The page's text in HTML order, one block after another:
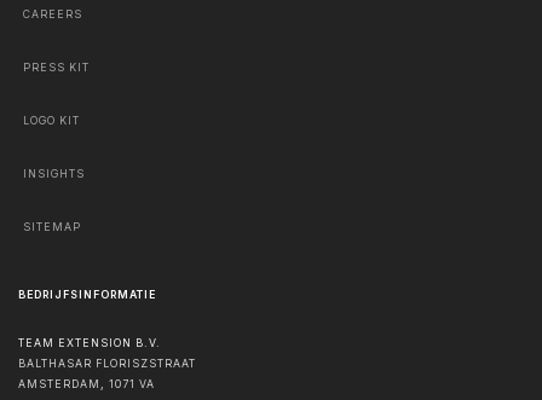
CAREERS
PRESS KIT
LOGO KIT
INSIGHTS
SITEMAP
BEDRIJFSINFORMATIE
TEAM EXTENSION B.V.
BALTHASAR FLORISZSTRAAT
AMSTERDAM
1071 VA